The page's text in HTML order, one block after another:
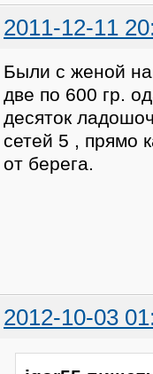
2011-12-11
Были с женой
две по 600 гр.
десяток
сетей 5 , прямо
от берега.
2012-10-03